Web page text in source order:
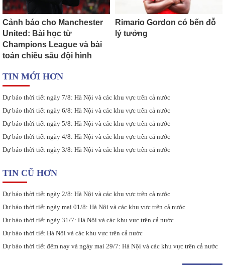
Cảnh báo cho Manchester
United: Bài học từ
Champions League và bài
toán chiều sâu đội hình
Rimario Gordon có bến đỗ
lý tưởng
TIN MỚI HƠN
Dự báo thời tiết ngày 7/8: Hà Nội và các khu vực trên cả nước
Dự báo thời tiết ngày 6/8: Hà Nội và các khu vực trên cả nước
Dự báo thời tiết ngày 5/8: Hà Nội và các khu vực trên cả nước
Dự báo thời tiết ngày 4/8: Hà Nội và các khu vực trên cả nước
Dự báo thời tiết ngày 3/8: Hà Nội và các khu vực trên cả nước
TIN CŨ HƠN
Dự báo thời tiết ngày 2/8: Hà Nội và các khu vực trên cả nước
Dự báo thời tiết ngày mai 01/8: Hà Nội và các khu vực trên cả nước
Dự báo thời tiết ngày 31/7: Hà Nội và các khu vực trên cả nước
Dự báo thời tiết Hà Nội và các khu vực trên cả nước
Dự báo thời tiết đêm nay và ngày mai 29/7: Hà Nội và các khu vực trên cả nước